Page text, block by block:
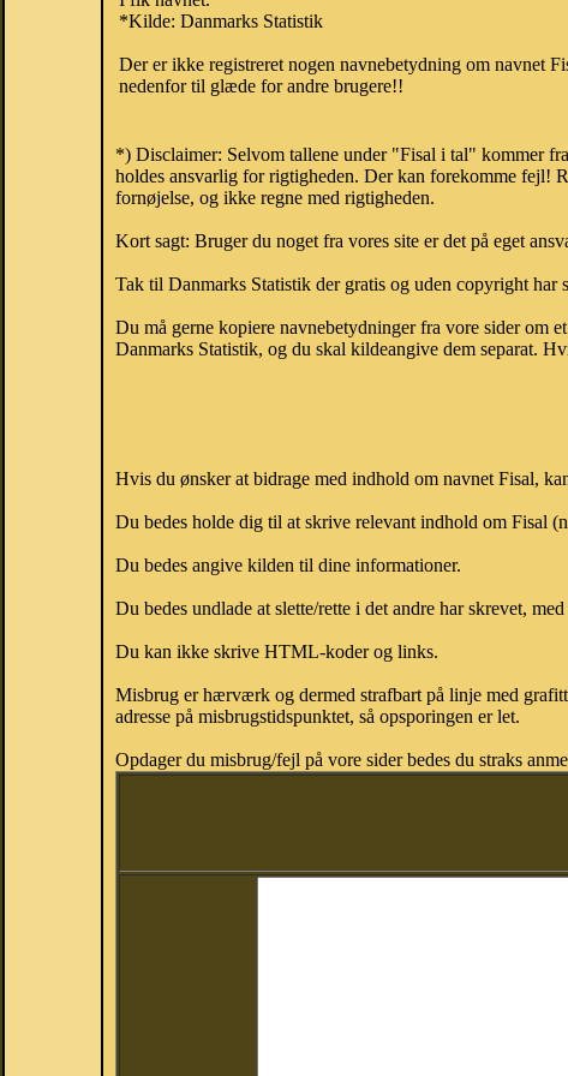
*Kilde: Danmarks Statistik
Der er ikke registreret nogen navnebetydning om navnet
nedenfor til glæde for andre brugere!!
*) Disclaimer: Selvom tallene under "Fisal i tal" kommer
holdes ansvarlig for rigtigheden. Der kan forekomme fejl!
fornøjelse, og ikke regne med rigtigheden.
Kort sagt: Bruger du noget fra vores site er det på eget
Tak til Danmarks Statistik der gratis og uden copyright har
Du må gerne kopiere navnebetydninger fra vore sider om
Danmarks Statistik, og du skal kildeangive dem separat.
Hvis du ønsker at bidrage med indhold om navnet Fisal,
Du bedes holde dig til at skrive relevant indhold om Fisal
Du bedes angive kilden til dine informationer.
Du bedes undlade at slette/rette i det andre har skrevet,
Du kan ikke skrive HTML-koder og links.
Misbrug er hærværk og dermed strafbart på linje med
adresse på misbrugstidspunktet, så opsporingen er let.
Opdager du misbrug/fejl på vore sider bedes du straks